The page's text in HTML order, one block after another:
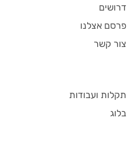
דרושים
פרסם אצלנו
צור קשר
תקלות ועבודות
בלוג